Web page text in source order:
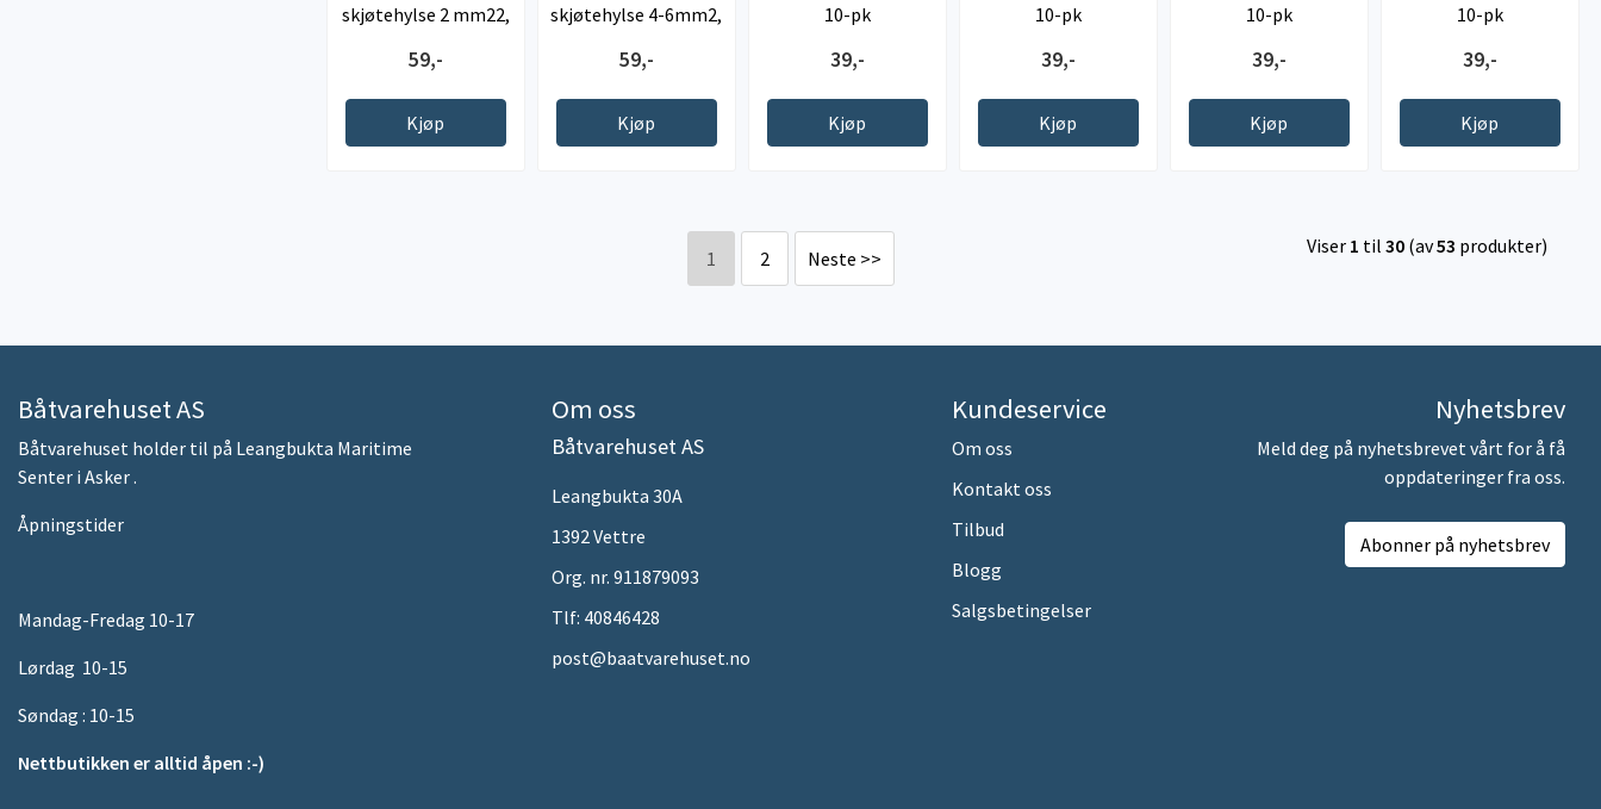
skjøtehylse 2 mm22,
59,-
Kjøp
skjøtehylse 4-6mm2,
59,-
Kjøp
10-pk
39,-
Kjøp
10-pk
39,-
Kjøp
10-pk
39,-
Kjøp
10-pk
39,-
Kjøp
1 2 Neste >>
Viser 1 til 30(av53 produkter)
Båtvarehuset AS
Båtvarehuset holder til på Leangbukta Maritime
Senter i Asker .
Åpningstider
Mandag-Fredag 10-17
Lørdag 10-15
Søndag : 10-15
Nettbutikken er alltid åpen :-)
Om oss
Båtvarehuset AS
Leangbukta 30A
1392 Vettre
Org. nr. 911879093
Tlf: 40846428
post@baatvarehuset.no
Kundeservice
Om oss
Kontakt oss
Tilbud
Blogg
Salgsbetingelser
Nyhetsbrev
Meld deg på nyhetsbrevet vårt for å få
oppdateringer fra oss.
Abonner på nyhetsbrev